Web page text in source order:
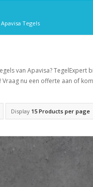
Apavisa Tegels
van Apavisa? TegelExpert
nu een offerte aan of
Display 15 Products per page